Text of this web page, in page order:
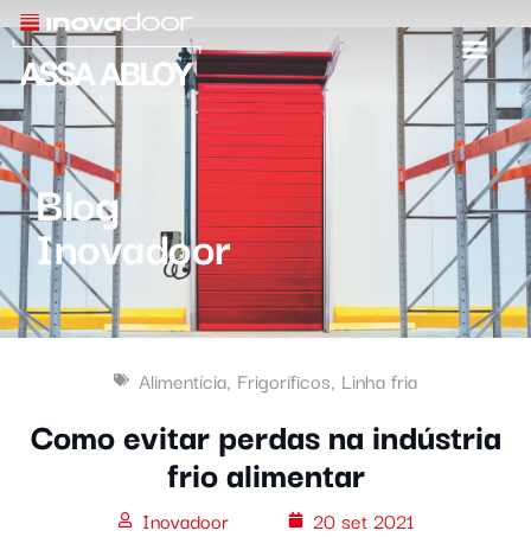
Blog
Inovadoor
Alimentícia, Frigoríficos, Linha fria
Como evitar perdas na indústria
frio alimentar
Inovadoor 20 set 2021